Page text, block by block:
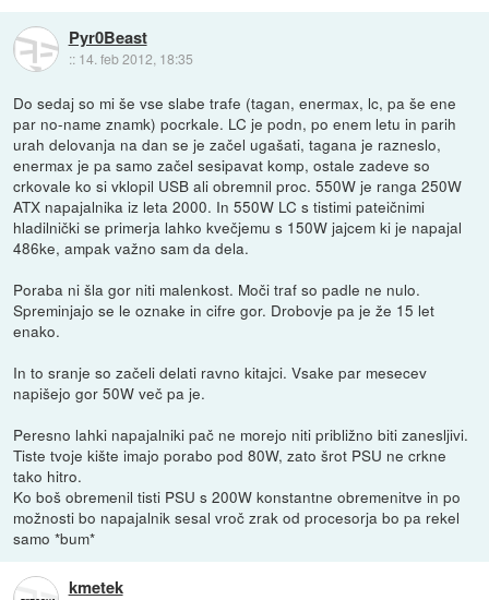
Pyr0Beast
:: 14. feb 2012, 18:35
Do sedaj so mi še vse slabe trafe (tagan, enermax, lc, pa še ene
par no-name znamk) pocrkale. LC je podn, po enem letu in parih
urah delovanja na dan se je začel ugašati, tagana je razneslo,
enermax je pa samo začel sesipavat komp, ostale zadeve so
crkovale ko si vklopil USB ali obremnil proc. 550W je ranga 250W
ATX napajalnika iz leta 2000. In 550W LC s tistimi pateičnimi
hladilnički se primerja lahko kvečjemu s 150W jajcem ki je napajal
486ke, ampak važno sam da dela.
Poraba ni šla gor niti malenkost. Moči traf so padle ne nulo.
Spreminjajo se le oznake in cifre gor. Drobovje pa je že 15 let
enako.
In to sranje so začeli delati ravno kitajci. Vsake par mesecev
napišejo gor 50W več pa je.
Peresno lahki napajalniki pač ne morejo niti približno biti zanesljivi.
Tiste tvoje kište imajo porabo pod 80W, zato šrot PSU ne crkne
tako hitro.
Ko boš obremenil tisti PSU s 200W konstantne obremenitve in po
možnosti bo napajalnik sesal vroč zrak od procesorja bo pa rekel
samo *bum*
kmetek